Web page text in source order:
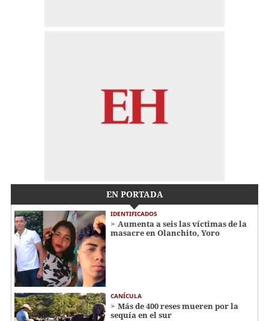
EN PORTADA
IDENTIFICADOS
Aumenta a seis las víctimas de la
masacre en Olanchito, Yoro
CANÍCULA
Más de 400 reses mueren por la
sequía en el sur